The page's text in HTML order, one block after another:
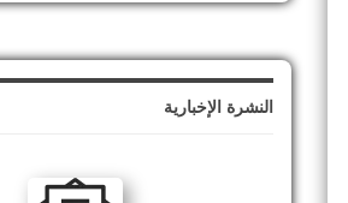
النشرة الإخبارية